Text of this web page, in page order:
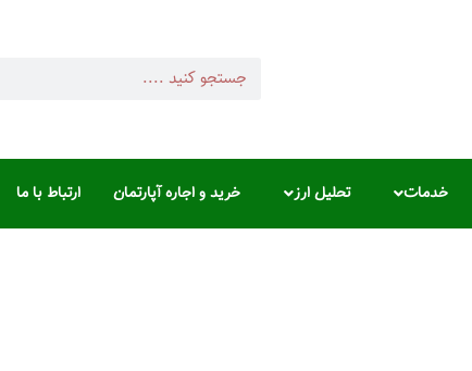
خدمات تحلیل ارز خرید و اجاره آپارتمان ارتباط با ما